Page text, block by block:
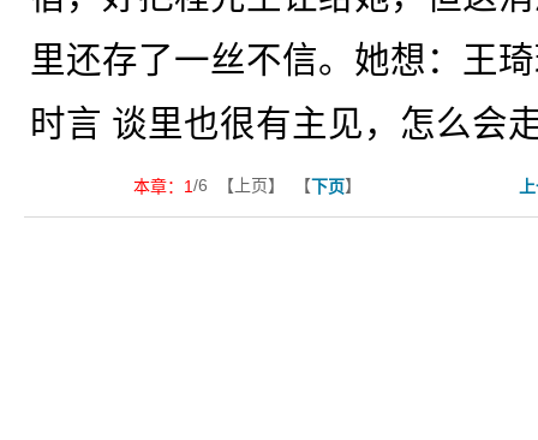
里还存了一丝不信。她想：王
时言 谈里也很有主见，怎么会
本章： 1/6 【上页】 【下页】